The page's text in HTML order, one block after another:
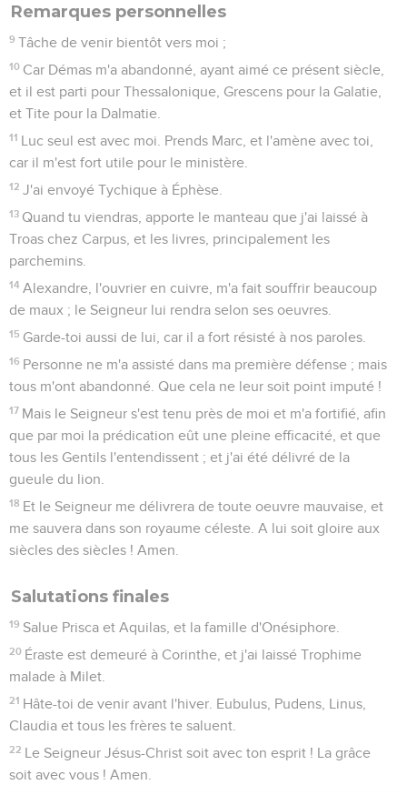
Remarques personnelles
9 Tâche de venir bientôt vers moi ;
10 Car Démas m'a abandonné, ayant aimé ce présent siècle,
et il est parti pour Thessalonique, Grescens pour la Galatie,
et Tite pour la Dalmatie.
11 Luc seul est avec moi. Prends Marc, et l'amène avec toi,
car il m'est fort utile pour le ministère.
12 J'ai envoyé Tychique à Éphèse.
13 Quand tu viendras, apporte le manteau que j'ai laissé à
Troas chez Carpus, et les livres, principalement les
parchemins.
14 Alexandre, l'ouvrier en cuivre, m'a fait souffrir beaucoup
de maux ; le Seigneur lui rendra selon ses oeuvres.
15 Garde-toi aussi de lui, car il a fort résisté à nos paroles.
16 Personne ne m'a assisté dans ma première défense ; mais
tous m'ont abandonné. Que cela ne leur soit point imputé !
17 Mais le Seigneur s'est tenu près de moi et m'a fortifié, afin
que par moi la prédication eût une pleine efficacité, et que
tous les Gentils l'entendissent ; et j'ai été délivré de la
gueule du lion.
18 Et le Seigneur me délivrera de toute oeuvre mauvaise, et
me sauvera dans son royaume céleste. A lui soit gloire aux
siècles des siècles ! Amen.
Salutations finales
19 Salue Prisca et Aquilas, et la famille d'Onésiphore.
20 Éraste est demeuré à Corinthe, et j'ai laissé Trophime
malade à Milet.
21 Hâte-toi de venir avant l'hiver. Eubulus, Pudens, Linus,
Claudia et tous les frères te saluent.
22 Le Seigneur Jésus-Christ soit avec ton esprit ! La grâce
soit avec vous ! Amen.